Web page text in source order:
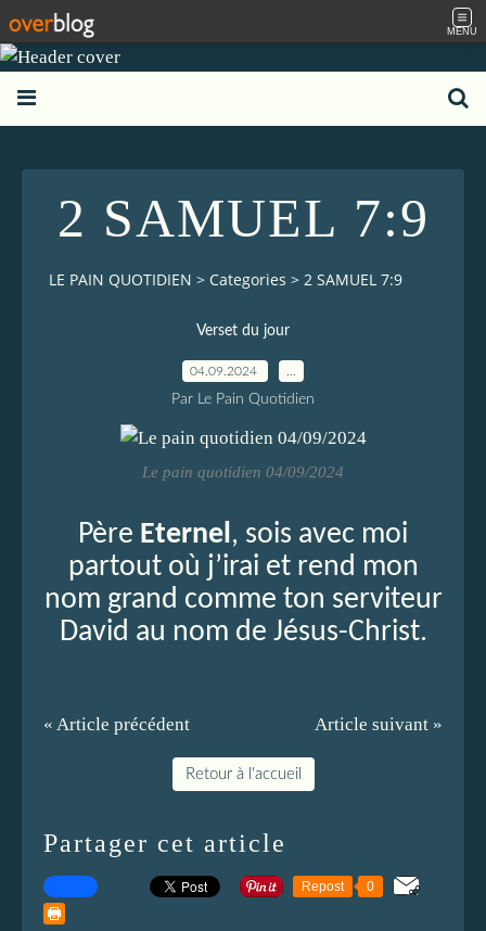
MENU
2 SAMUEL 7:9
LE PAIN QUOTIDIEN > Categories > 2 SAMUEL 7:9
Verset du jour
04.09.2024
Par Le Pain Quotidien
Le pain quotidien 04/09/2024
Père Eternel, sois avec moi
partout où j’irai et rend mon
nom grand comme ton serviteur
David au nom de Jésus-Christ.
« Article précédent Article suivant »
Retour à l'accueil
Partager cet article
Repost 0